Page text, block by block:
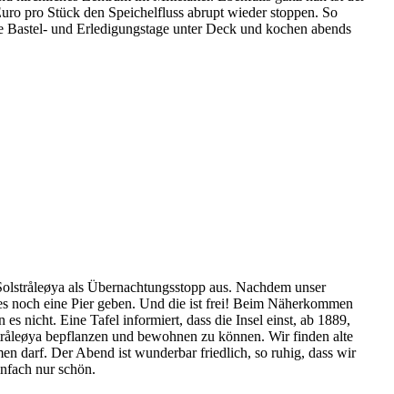
pro Stück den Speichelfluss abrupt wieder stoppen. So
und Erledigungstage unter Deck und kochen abends
als Übernachtungsstopp aus. Nachdem unser
noch eine Pier geben. Und die ist frei! Beim Näherkommen
nicht. Eine Tafel informiert, dass die Insel einst, ab 1889,
bepflanzen und bewohnen zu können. Wir finden alte
darf. Der Abend ist wunderbar friedlich, so ruhig, dass wir
nur schön.